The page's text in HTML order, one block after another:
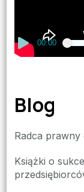
00:00
Blog
Radca
Książki o